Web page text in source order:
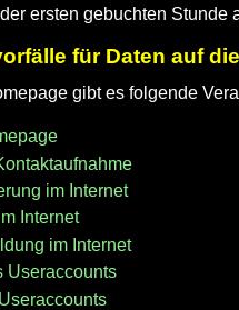
ersten gebuchten Stunde
für Daten auf
gibt es folgende
im Internet
Internet
im Internet
Useraccounts